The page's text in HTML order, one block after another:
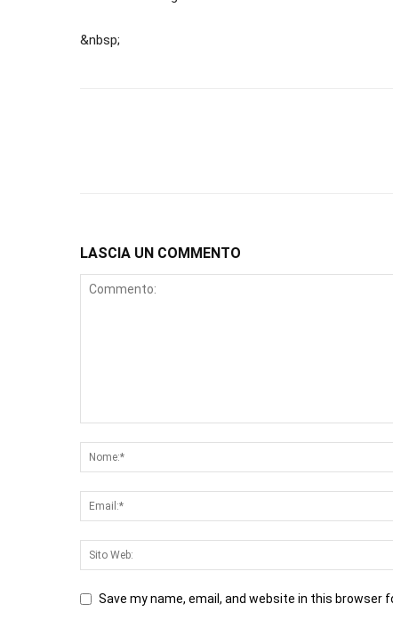
&nbsp;
LASCIA UN COMMENTO
Save my name, email, and website in this browser